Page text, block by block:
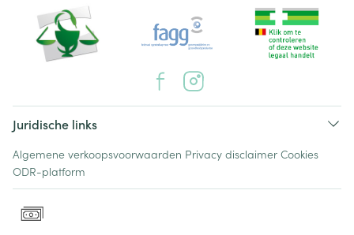
Juridische links
Algemene verkoopsvoorwaarden Privacy disclaimer Cookies
ODR-platform